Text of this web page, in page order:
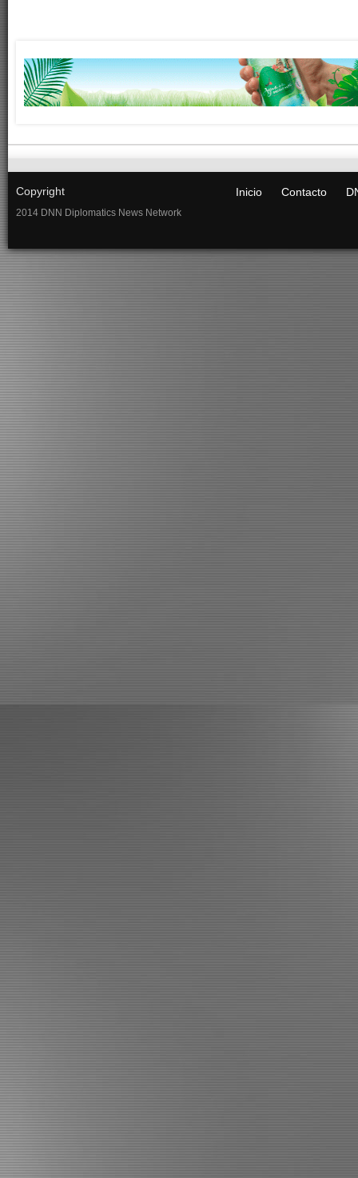
Copyright
2014 DNN Diplomatics News Network
Inicio Contacto